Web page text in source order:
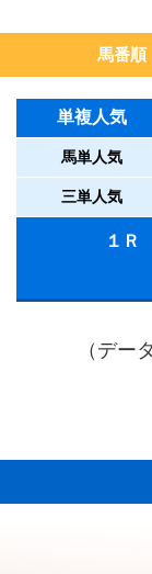
馬番順
単複人気
馬単人気
三単人気
１
（デー